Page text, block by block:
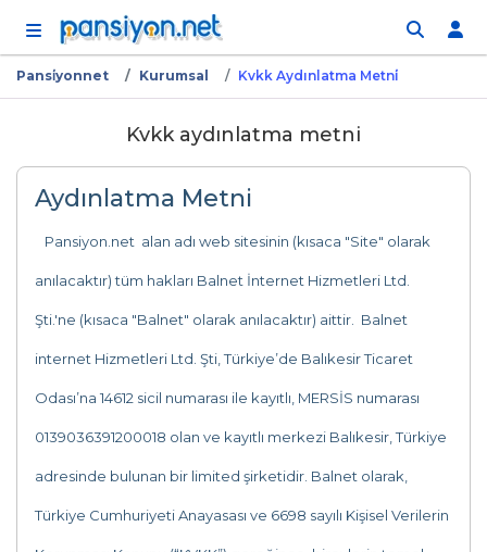
Pansi̇yonnet Kurumsal Kvkk Aydınlatma Metni̇
Kvkk aydınlatma metni
Aydınlatma Metni
Pansiyon.net alan adı web sitesinin (kısaca "Site" olarak
anılacaktır) tüm hakları Balnet İnternet Hizmetleri Ltd.
Şti.'ne (kısaca "Balnet" olarak anılacaktır) aittir. Balnet
internet Hizmetleri Ltd. Şti, Türkiye’de Balıkesir Ticaret
Odası’na 14612 sicil numarası ile kayıtlı, MERSİS numarası
0139036391200018 olan ve kayıtlı merkezi Balıkesir, Türkiye
adresinde bulunan bir limited şirketidir. Balnet olarak,
Türkiye Cumhuriyeti Anayasası ve 6698 sayılı Kişisel Verilerin